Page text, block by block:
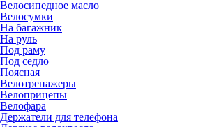
Велосипедное масло
Велосумки
На багажник
На руль
Под раму
Под седло
Поясная
Велотренажеры
Велоприцепы
Велофара
Держатели для телефона